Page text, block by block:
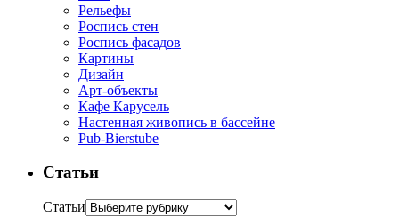
Рельефы
Роспись стен
Роспись фасадов
Картины
Дизайн
Арт-объекты
Кафе Карусель
Настенная живопись в бассейне
Pub-Bierstube
Статьи
Статьи